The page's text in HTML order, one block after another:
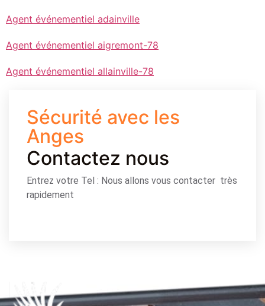
Agent événementiel adainville
Agent événementiel aigremont-78
Agent événementiel allainville-78
Sécurité avec les
Anges
Contactez nous
Entrez votre Tel : Nous allons vous contacter très
rapidement